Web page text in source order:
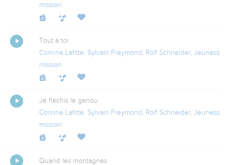
mission
Tout à toi
Corinne Lafitte, Sylvain Freymond , Rolf Schneider,
mission
Je fléchis le genou
Corinne Lafitte, Sylvain Freymond , Rolf Schneider,
mission
Quand les montagnes